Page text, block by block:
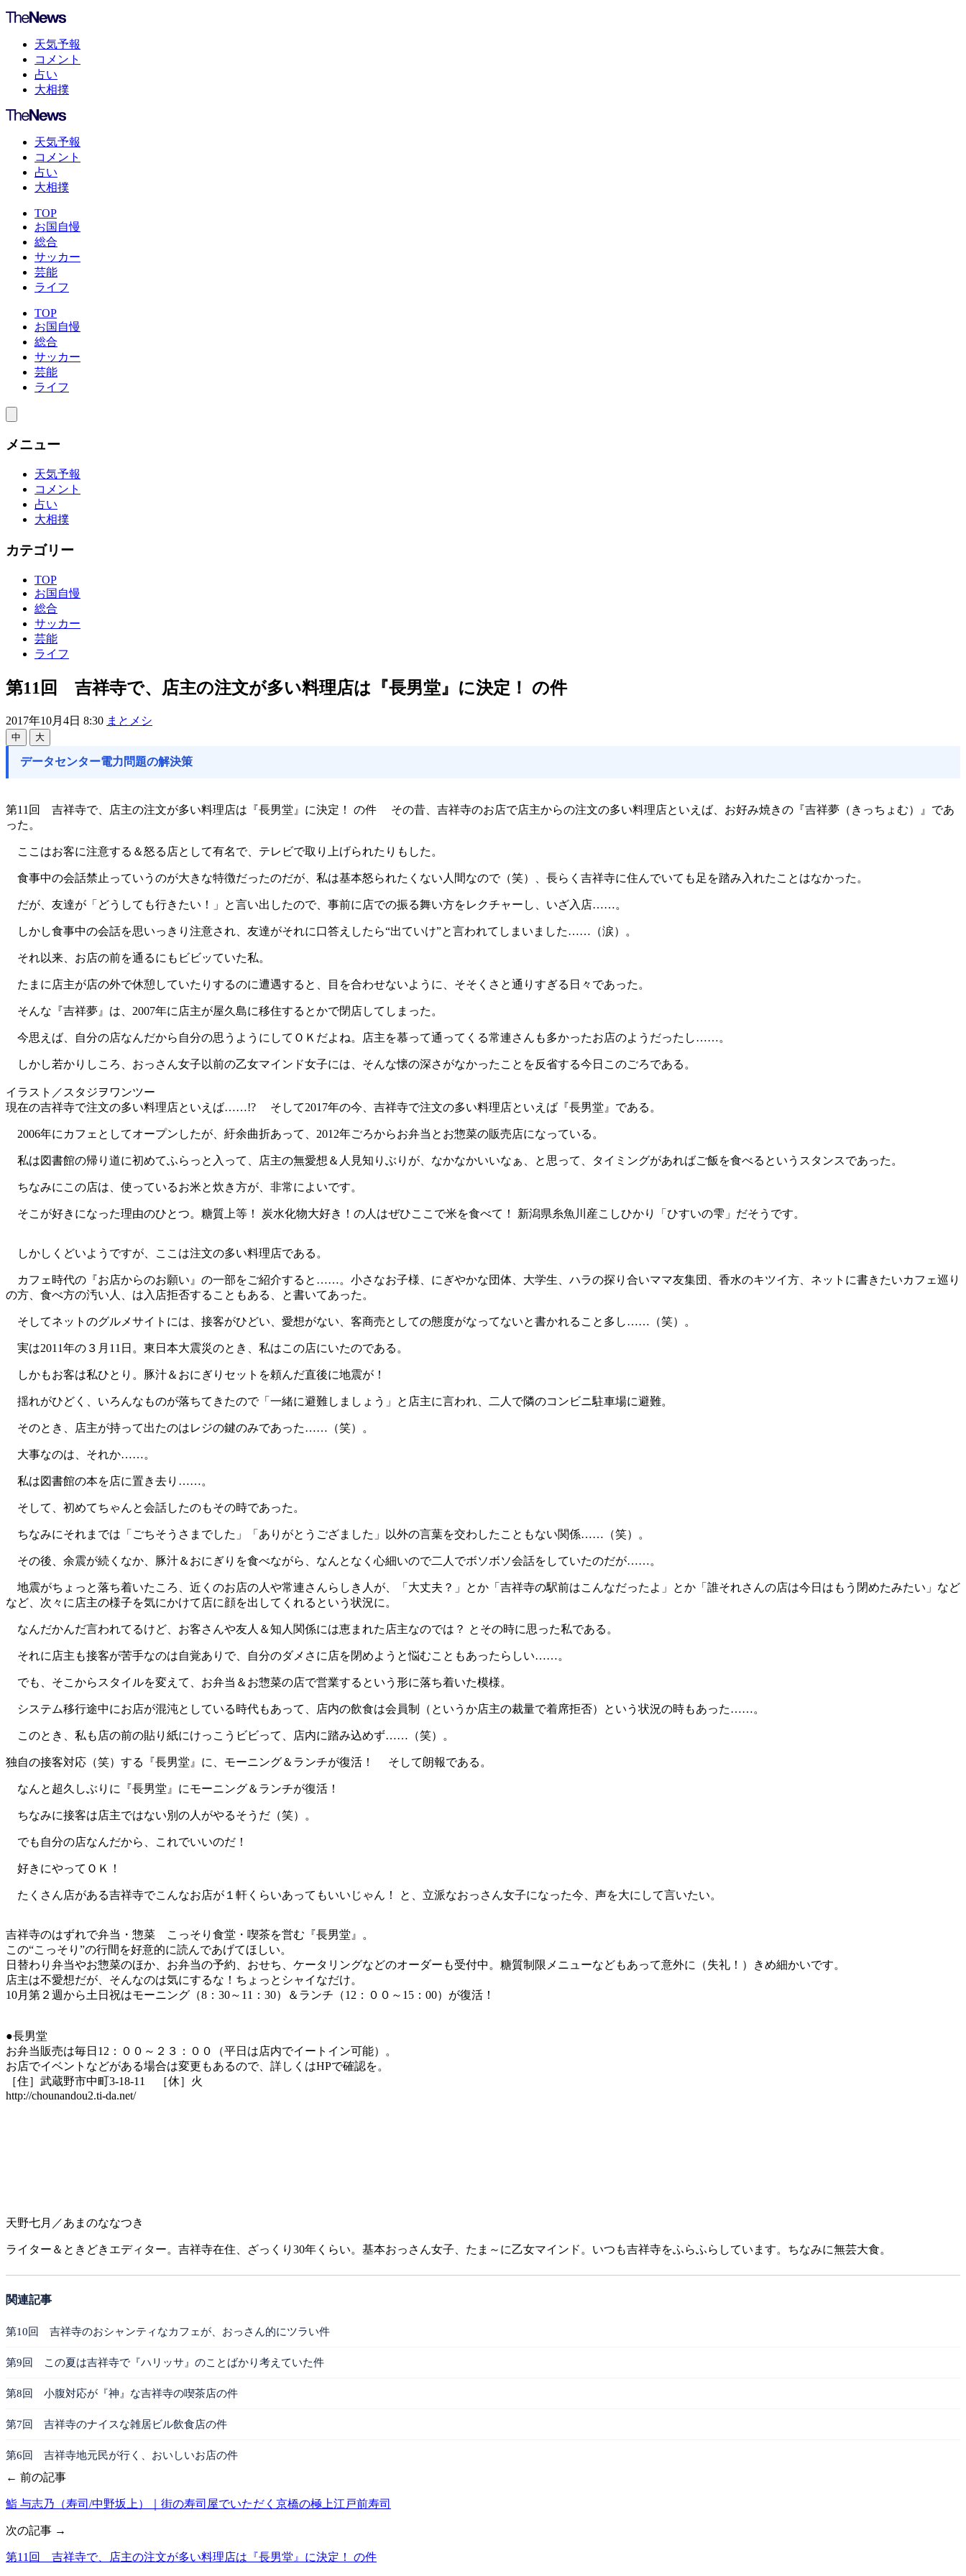
天気予報
コメント
占い
大相撲
天気予報
コメント
占い
大相撲
TOP
お国自慢
総合
サッカー
芸能
ライフ
TOP
お国自慢
総合
サッカー
芸能
ライフ
メニュー
天気予報
コメント
占い
大相撲
カテゴリー
TOP
お国自慢
総合
サッカー
芸能
ライフ
第11回 吉祥寺で、店主の注文が多い料理店は『長男堂』に決定！ の件
2017年10月4日 8:30 まとメシ
中 大
データセンター電力問題の解決策
第11回 吉祥寺で、店主の注文が多い料理店は『長男堂』に決定！ の件 その昔、吉祥寺のお店で店主からの注文の多い料理店といえば、お好み焼きの『吉祥夢（きっちょむ）』であ
った。
ここはお客に注意する＆怒る店として有名で、テレビで取り上げられたりもした。
食事中の会話禁止っていうのが大きな特徴だったのだが、私は基本怒られたくない人間なので（笑）、長らく吉祥寺に住んでいても足を踏み入れたことはなかった。
だが、友達が「どうしても行きたい！」と言い出したので、事前に店での振る舞い方をレクチャーし、いざ入店……。
しかし食事中の会話を思いっきり注意され、友達がそれに口答えしたら“出ていけ”と言われてしまいました……（涙）。
それ以来、お店の前を通るにもビビッていた私。
たまに店主が店の外で休憩していたりするのに遭遇すると、目を合わせないように、そそくさと通りすぎる日々であった。
そんな『吉祥夢』は、2007年に店主が屋久島に移住するとかで閉店してしまった。
今思えば、自分の店なんだから自分の思うようにしてＯＫだよね。店主を慕って通ってくる常連さんも多かったお店のようだったし……。
しかし若かりしころ、おっさん女子以前の乙女マインド女子には、そんな懐の深さがなかったことを反省する今日このごろである。
イラスト／スタジヲワンツー
現在の吉祥寺で注文の多い料理店といえば……!? そして2017年の今、吉祥寺で注文の多い料理店といえば『長男堂』である。
2006年にカフェとしてオープンしたが、紆余曲折あって、2012年ごろからお弁当とお惣菜の販売店になっている。
私は図書館の帰り道に初めてふらっと入って、店主の無愛想＆人見知りぶりが、なかなかいいなぁ、と思って、タイミングがあればご飯を食べるというスタンスであった。
ちなみにこの店は、使っているお米と炊き方が、非常によいです。
そこが好きになった理由のひとつ。糖質上等！ 炭水化物大好き！の人はぜひここで米を食べて！ 新潟県糸魚川産こしひかり「ひすいの雫」だそうです。
しかしくどいようですが、ここは注文の多い料理店である。
カフェ時代の『お店からのお願い』の一部をご紹介すると……。小さなお子様、にぎやかな団体、大学生、ハラの探り合いママ友集団、香水のキツイ方、ネットに書きたいカフェ巡り
の方、食べ方の汚い人、は入店拒否することもある、と書いてあった。
そしてネットのグルメサイトには、接客がひどい、愛想がない、客商売としての態度がなってないと書かれること多し……（笑）。
実は2011年の３月11日。東日本大震災のとき、私はこの店にいたのである。
しかもお客は私ひとり。豚汁＆おにぎりセットを頼んだ直後に地震が！
揺れがひどく、いろんなものが落ちてきたので「一緒に避難しましょう」と店主に言われ、二人で隣のコンビニ駐車場に避難。
そのとき、店主が持って出たのはレジの鍵のみであった……（笑）。
大事なのは、それか……。
私は図書館の本を店に置き去り……。
そして、初めてちゃんと会話したのもその時であった。
ちなみにそれまでは「ごちそうさまでした」「ありがとうござました」以外の言葉を交わしたこともない関係……（笑）。
その後、余震が続くなか、豚汁＆おにぎりを食べながら、なんとなく心細いので二人でボソボソ会話をしていたのだが……。
地震がちょっと落ち着いたころ、近くのお店の人や常連さんらしき人が、「大丈夫？」とか「吉祥寺の駅前はこんなだったよ」とか「誰それさんの店は今日はもう閉めたみたい」など
など、次々に店主の様子を気にかけて店に顔を出してくれるという状況に。
なんだかんだ言われてるけど、お客さんや友人＆知人関係には恵まれた店主なのでは？ とその時に思った私である。
それに店主も接客が苦手なのは自覚ありで、自分のダメさに店を閉めようと悩むこともあったらしい……。
でも、そこからスタイルを変えて、お弁当＆お惣菜の店で営業するという形に落ち着いた模様。
システム移行途中にお店が混沌としている時代もあって、店内の飲食は会員制（というか店主の裁量で着席拒否）という状況の時もあった……。
このとき、私も店の前の貼り紙にけっこうビビって、店内に踏み込めず……（笑）。
独自の接客対応（笑）する『長男堂』に、モーニング＆ランチが復活！ そして朗報である。
なんと超久しぶりに『長男堂』にモーニング＆ランチが復活！
ちなみに接客は店主ではない別の人がやるそうだ（笑）。
でも自分の店なんだから、これでいいのだ！
好きにやってＯＫ！
たくさん店がある吉祥寺でこんなお店が１軒くらいあってもいいじゃん！ と、立派なおっさん女子になった今、声を大にして言いたい。
吉祥寺のはずれで弁当・惣菜 こっそり食堂・喫茶を営む『長男堂』。
この“こっそり”の行間を好意的に読んであげてほしい。
日替わり弁当やお惣菜のほか、お弁当の予約、おせち、ケータリングなどのオーダーも受付中。糖質制限メニューなどもあって意外に（失礼！）きめ細かいです。
店主は不愛想だが、そんなのは気にするな！ちょっとシャイなだけ。
10月第２週から土日祝はモーニング（8：30～11：30）＆ランチ（12：００～15：00）が復活！
●長男堂
お弁当販売は毎日12：００～２３：００（平日は店内でイートイン可能）。
お店でイベントなどがある場合は変更もあるので、詳しくはHPで確認を。
［住］武蔵野市中町3-18-11 ［休］火
http://chounandou2.ti-da.net/
天野七月／あまのななつき
ライター＆ときどきエディター。吉祥寺在住、ざっくり30年くらい。基本おっさん女子、たま～に乙女マインド。いつも吉祥寺をふらふらしています。ちなみに無芸大食。
関連記事
第10回 吉祥寺のおシャンティなカフェが、おっさん的にツラい件
第9回 この夏は吉祥寺で『ハリッサ』のことばかり考えていた件
第8回 小腹対応が『神』な吉祥寺の喫茶店の件
第7回 吉祥寺のナイスな雑居ビル飲食店の件
第6回 吉祥寺地元民が行く、おいしいお店の件
← 前の記事
鮨 与志乃（寿司/中野坂上）｜街の寿司屋でいただく京橋の極上江戸前寿司
次の記事 →
第11回 吉祥寺で、店主の注文が多い料理店は『長男堂』に決定！ の件